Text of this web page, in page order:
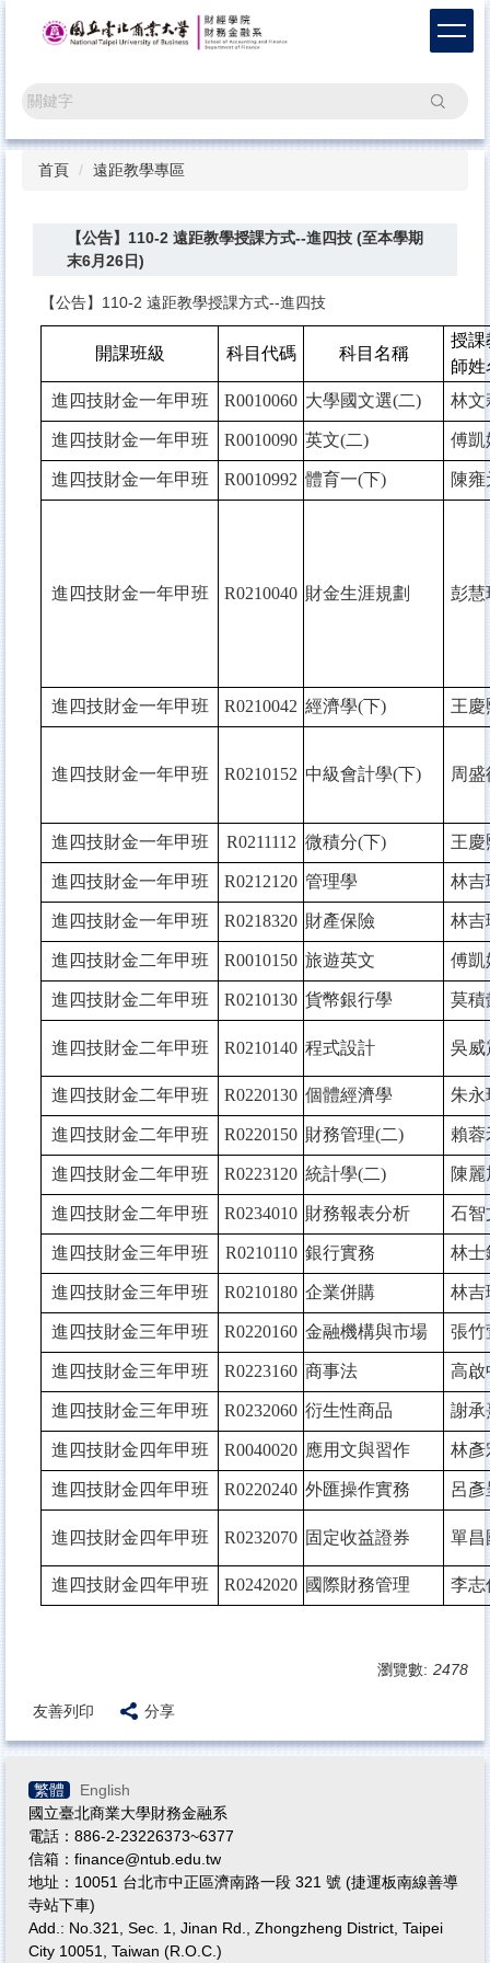
區
搜尋
首頁 遠距教學專區
【公告】110-2 遠距教學授課方式--進四技 (至本學期
末6月26日)
【公告】110-2 遠距教學授課方式--進四技
開課班級 科目代碼 科目名稱
授課
師姓
進四技財金一年甲班
R0010060 大學國文選(二) 林文
進四技財金一年甲班 R0010090 英文(二) 傅凱
進四技財金一年甲班 R0010992 體育一(下) 陳雍
進四技財金一年甲班 R0210040 財金生涯規劃 彭慧
進四技財金一年甲班 R0210042 經濟學(下) 王慶
進四技財金一年甲班 R0210152 中級會計學(下) 周盛
進四技財金一年甲班 R0211112 微積分(下) 王慶
進四技財金一年甲班 R0212120 管理學 林吉
進四技財金一年甲班 R0218320 財產保險 林吉
進四技財金二年甲班 R0010150 旅遊英文 傅凱
進四技財金二年甲班 R0210130 貨幣銀行學 莫積
進四技財金二年甲班 R0210140 程式設計 吳威
進四技財金二年甲班 R0220130 個體經濟學 朱永
進四技財金二年甲班 R0220150 財務管理(二) 賴蓉
進四技財金二年甲班 R0223120 統計學(二) 陳麗
進四技財金二年甲班 R0234010 財務報表分析 石智
進四技財金三年甲班 R0210110 銀行實務 林士
進四技財金三年甲班 R0210180 企業併購 林吉
進四技財金三年甲班 R0220160 金融機構與市場 張竹
進四技財金三年甲班 R0223160 商事法 高啟
進四技財金三年甲班 R0232060 衍生性商品 謝承
進四技財金四年甲班 R0040020 應用文與習作 林彥
進四技財金四年甲班 R0220240 外匯操作實務 呂彥
進四技財金四年甲班 R0232070 固定收益證券 單昌
進四技財金四年甲班 R0242020 國際財務管理 李志
瀏覽數: 2478
友善列印 分享
繁體
English
國立臺北商業大學財務金融系
電話：886-2-23226373~6377
信箱：finance@ntub.edu.tw
地址：10051 台北市中正區濟南路一段 321 號 (捷運板南線善導
寺站下車)
Add.: No.321, Sec. 1, Jinan Rd., Zhongzheng District, Taipei
City 10051, Taiwan (R.O.C.)